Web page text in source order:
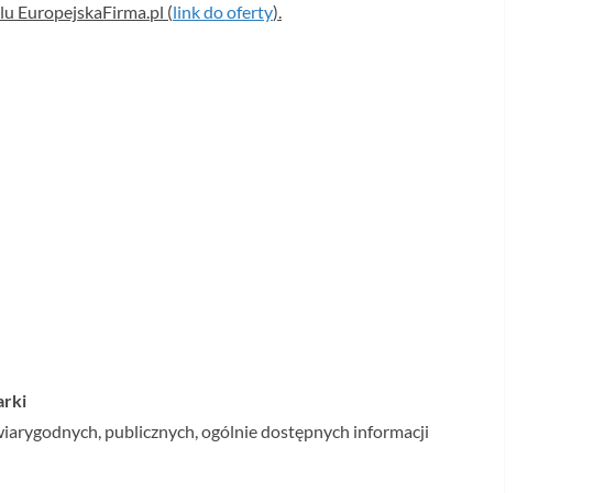
EuropejskaFirma.pl (link do oferty).
publicznych, ogólnie dostępnych informacji